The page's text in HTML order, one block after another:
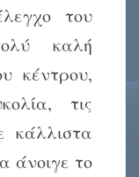
του
καλή
κέντρου,
τις
κάλλιστα
άνοιγε το